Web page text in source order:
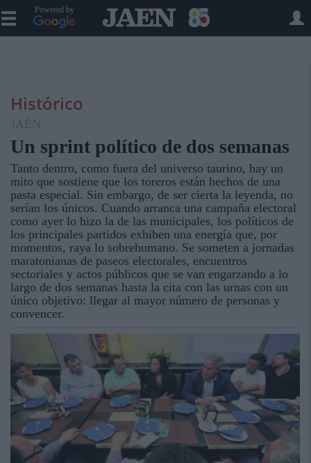
Powered by
Histórico
JAÉN
Un sprint político de dos semanas
Tanto dentro, como fuera del universo taurino, hay un
mito que sostiene que los toreros están hechos de una
pasta especial. Sin embargo, de ser cierta la leyenda, no
serían los únicos. Cuando arranca una campaña electoral
como ayer lo hizo la de las municipales, los políticos de
los principales partidos exhiben una energía que, por
momentos, raya lo sobrehumano. Se someten a jornadas
maratonianas de paseos electorales, encuentros
sectoriales y actos públicos que se van engarzando a lo
largo de dos semanas hasta la cita con las urnas con un
único objetivo: llegar al mayor número de personas y
convencer.